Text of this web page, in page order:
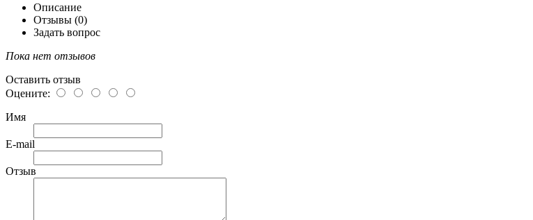
Описание
Отзывы (0)
Задать вопрос
Пока нет отзывов
Оставить отзыв
Оцените:
Имя
E-mail
Отзыв